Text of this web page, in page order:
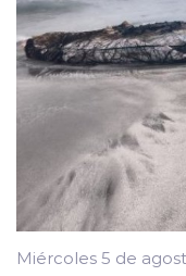
Miércoles 5 de